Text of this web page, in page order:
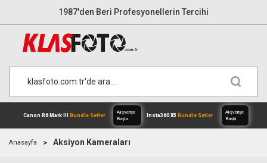
1987'den Beri Profesyonellerin Tercihi
Anasayfa Aksiyon Kameraları